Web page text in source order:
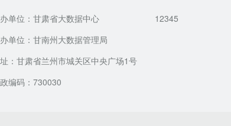
单位：甘肃省大数据中心
单位：甘南州大数据管理局
：甘肃省兰州市城关区中央广场1号
编码：730030
12345